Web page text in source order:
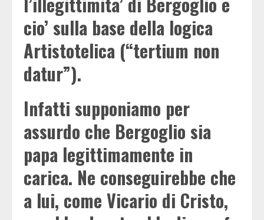
cio’ sulla base della logica
Artistotelica (“tertium non
datur”).
Infatti supponiamo per
assurdo che Bergoglio sia
papa legittimamente in
carica. Ne conseguirebbe che
a lui, come Vicario di Cristo,